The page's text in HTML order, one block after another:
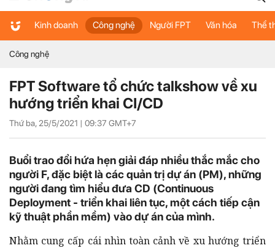
Kinh doanh Công nghệ Người FPT Văn hóa Thể
Công nghệ
FPT Software tổ chức talkshow về xu
hướng triển khai CI/CD
Thứ ba, 25/5/2021 | 09:37 GMT+7
Buổi trao đổi hứa hẹn giải đáp nhiều thắc mắc cho
người F, đặc biệt là các quản trị dự án (PM), những
người đang tìm hiểu đưa CD (Continuous
Deployment - triển khai liên tục, một cách tiếp cận
kỹ thuật phần mềm) vào dự án của mình.
Nhằm cung cấp cái nhìn toàn cảnh về xu hướng triển